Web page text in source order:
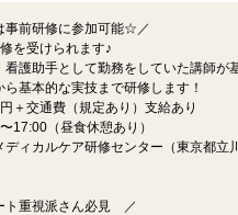
事前研修に参加可能☆／
を受けられます♪
看護助手として勤務をしていた講師が
基本的な実技まで研修します！
＋交通費（規定あり）支給あり
17:00（昼食休憩あり）
ディカルケア研修センター（東京都立
重視派さん必見 ／